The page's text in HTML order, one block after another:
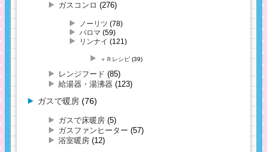
ガスコンロ (276)
ノーリツ (78)
パロマ (59)
リンナイ (121)
＋Ｒレシピ (39)
レンジフード (85)
給湯器・湯沸器 (123)
ガスで暖房 (76)
ガスで床暖房 (5)
ガスファンヒーター (57)
浴室暖房 (12)